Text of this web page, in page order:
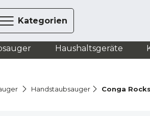
Kategorien
Haushaltsgeräte
Handstaubsauger Conga